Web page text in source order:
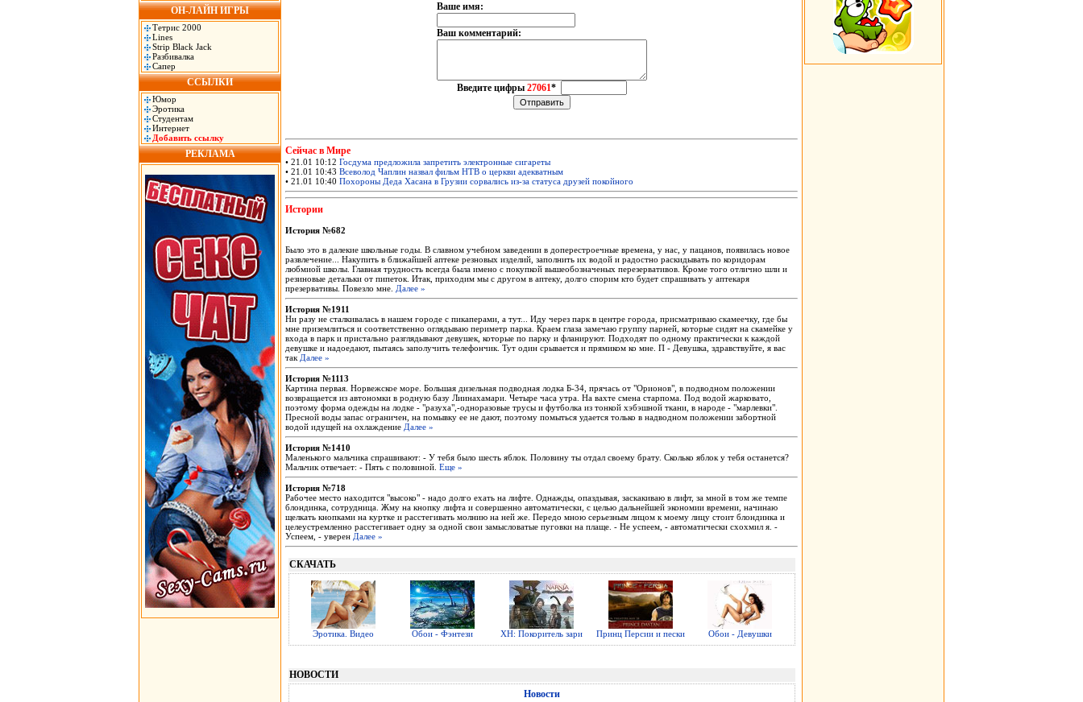
ОН-ЛАЙН ИГРЫ
Тетрис 2000
Lines
Strip Black Jack
Разбивалка
Сапер
ССЫЛКИ
Юмор
Эротика
Студентам
Интернет
Добавить ссылку
РЕКЛАМА
Ваше имя:
Ваш комментарий:
Введите цифры 27061*
Сейчас в Мире
• 21.01 10:12 Госдума предложила запретить электронные сигареты
• 21.01 10:43 Всеволод Чаплин назвал фильм НТВ о церкви адекватным
• 21.01 10:40 Похороны Деда Хасана в Грузии сорвались из-за статуса друзей покойного
Истории
История №682
Было это в далекие школьные годы. В славном учебном заведении в доперестроечные времена, у нас, у пацанов, появилась новое
развлечение... Накупить в ближайшей аптеке резновых изделий, заполнить их водой и радостно раскидывать по коридорам
любмиой школы. Главная трудность всегда была имено с покупкой вышеобозначеных перезервативов. Кроме того отлично шли и
резиновые детальки от пипеток. Итак, приходим мы с другом в аптеку, долго спорим кто будет спрашивать у аптекаря
презервативы. Повезло мне. Далее »
История №1911
Ни разу не сталкивалась в нашем городе с пикаперами, а тут... Иду через парк в центре города, присматриваю скамеечку, где бы
мне приземлиться и соответственно оглядываю периметр парка. Краем глаза замечаю группу парней, которые сидят на скамейке у
входа в парк и пристально разглядывают девушек, которые по парку и фланируют. Подходят по одному практически к каждой
девушке и надоедают, пытаясь заполучить телефончик. Тут один срывается и прямиком ко мне. П - Девушка, здравствуйте, я вас
так Далее »
История №1113
Картина первая. Норвежское море. Большая дизельная подводная лодка Б-34, прячась от "Орионов", в подводном положении
возвращается из автономки в родную базу Лиинахамари. Четыре часа утра. На вахте смена старпома. Под водой жарковато,
поэтому форма одежды на лодке - "разуха",-одноразовые трусы и футболка из тонкой хэбэшной ткани, в народе - "марлевки".
Пресной воды запас ограничен, на помывку ее не дают, поэтому помыться удается только в надводном положении забортной
водой идущей на охлаждение Далее »
История №1410
Маленького мальчика спрашивают: - У тебя было шесть яблок. Половину ты отдал своему брату. Сколько яблок у тебя останется?
Мальчик отвечает: - Пять с половиной. Еще »
История №718
Рабочее место находится "высоко" - надо долго ехать на лифте. Однажды, опаздывая, заскакиваю в лифт, за мной в том же темпе
блондинка, сотрудница. Жму на кнопку лифта и совершенно автоматически, с целью дальнейшей экономии времени, начинаю
щелкать кнопками на куртке и расстегивать молнию на ней же. Передо мною серьезным лицом к моему лицу стоит блондинка и
целеустремленно расстегивает одну за одной свои замысловатые пуговки на плаще. - Не успеем, - автоматически схохмил я. -
Успеем, - уверен Далее »
СКАЧАТЬ
Эротика. Видео Обои - Фэнтези ХН: Покоритель зари Принц Персии и пески Обои - Девушки
НОВОСТИ
Новости